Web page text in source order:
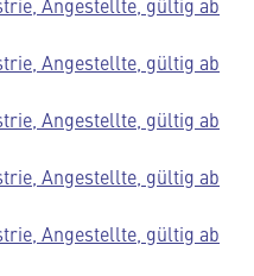
Angestellte, gültig ab
Angestellte, gültig ab
Angestellte, gültig ab
Angestellte, gültig ab